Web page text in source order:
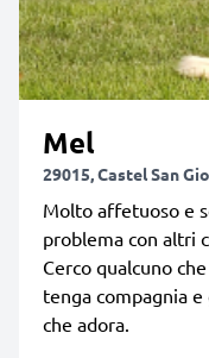
Mel
29015, Castel San
Molto affetuoso e
problema con altri
Cerco qualcuno
tenga compagnia
che adora.